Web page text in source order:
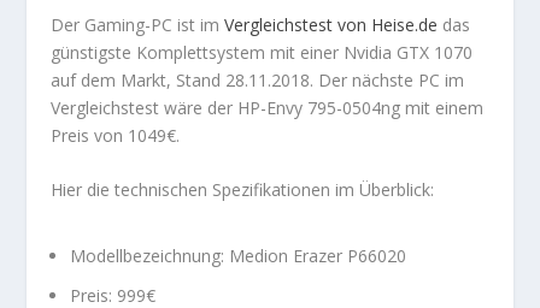
Der Gaming-PC ist imVergleichstest von Heise.de das
günstigste Komplettsystem mit einer Nvidia GTX 1070
auf dem Markt, Stand 28.11.2018. Der nächste PC im
Vergleichstest wäre der HP-Envy 795-0504ng mit einem
Preis von 1049€.
Hier die technischen Spezifikationen im Überblick:
Modellbezeichnung: Medion Erazer P66020
Preis: 999€